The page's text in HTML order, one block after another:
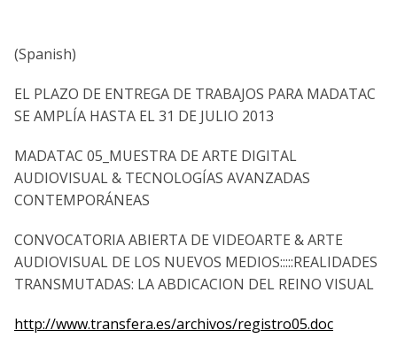
(Spanish)
EL PLAZO DE ENTREGA DE TRABAJOS PARA MADATAC
SE AMPLÍA HASTA EL 31 DE JULIO 2013
MADATAC 05_MUESTRA DE ARTE DIGITAL
AUDIOVISUAL & TECNOLOGÍAS AVANZADAS
CONTEMPORÁNEAS
CONVOCATORIA ABIERTA DE VIDEOARTE & ARTE
AUDIOVISUAL DE LOS NUEVOS MEDIOS:::::REALIDADES
TRANSMUTADAS: LA ABDICACION DEL REINO VISUAL
http://www.transfera.es/archivos/registro05.doc